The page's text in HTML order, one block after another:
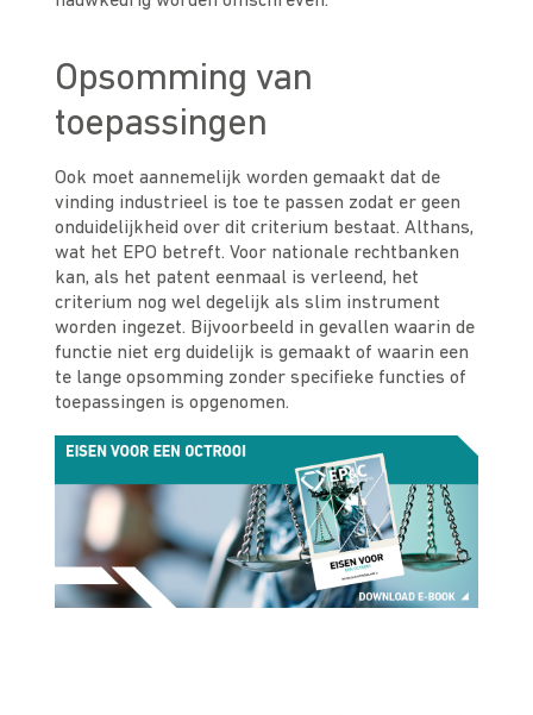
Opsomming van
toepassingen
Ook moet aannemelijk worden gemaakt dat de
vinding industrieel is toe te passen zodat er geen
onduidelijkheid over dit criterium bestaat. Althans,
wat het EPO betreft. Voor nationale rechtbanken
kan, als het patent eenmaal is verleend, het
criterium nog wel degelijk als slim instrument
worden ingezet. Bijvoorbeeld in gevallen waarin de
functie niet erg duidelijk is gemaakt of waarin een
te lange opsomming zonder specifieke functies of
toepassingen is opgenomen.